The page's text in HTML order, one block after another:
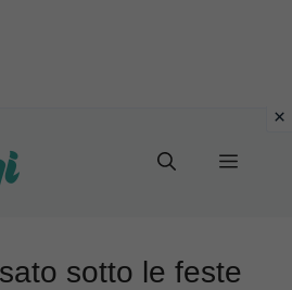
Menu
sotto le feste